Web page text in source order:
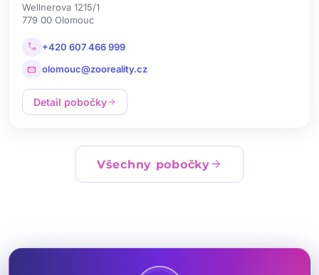
Wellnerova 1215/1
779 00 Olomouc
call +420 607 466 999
mail olomouc@zooreality.cz
Detail pobočkyarrow_forward
Všechny pobočky arrow_forward